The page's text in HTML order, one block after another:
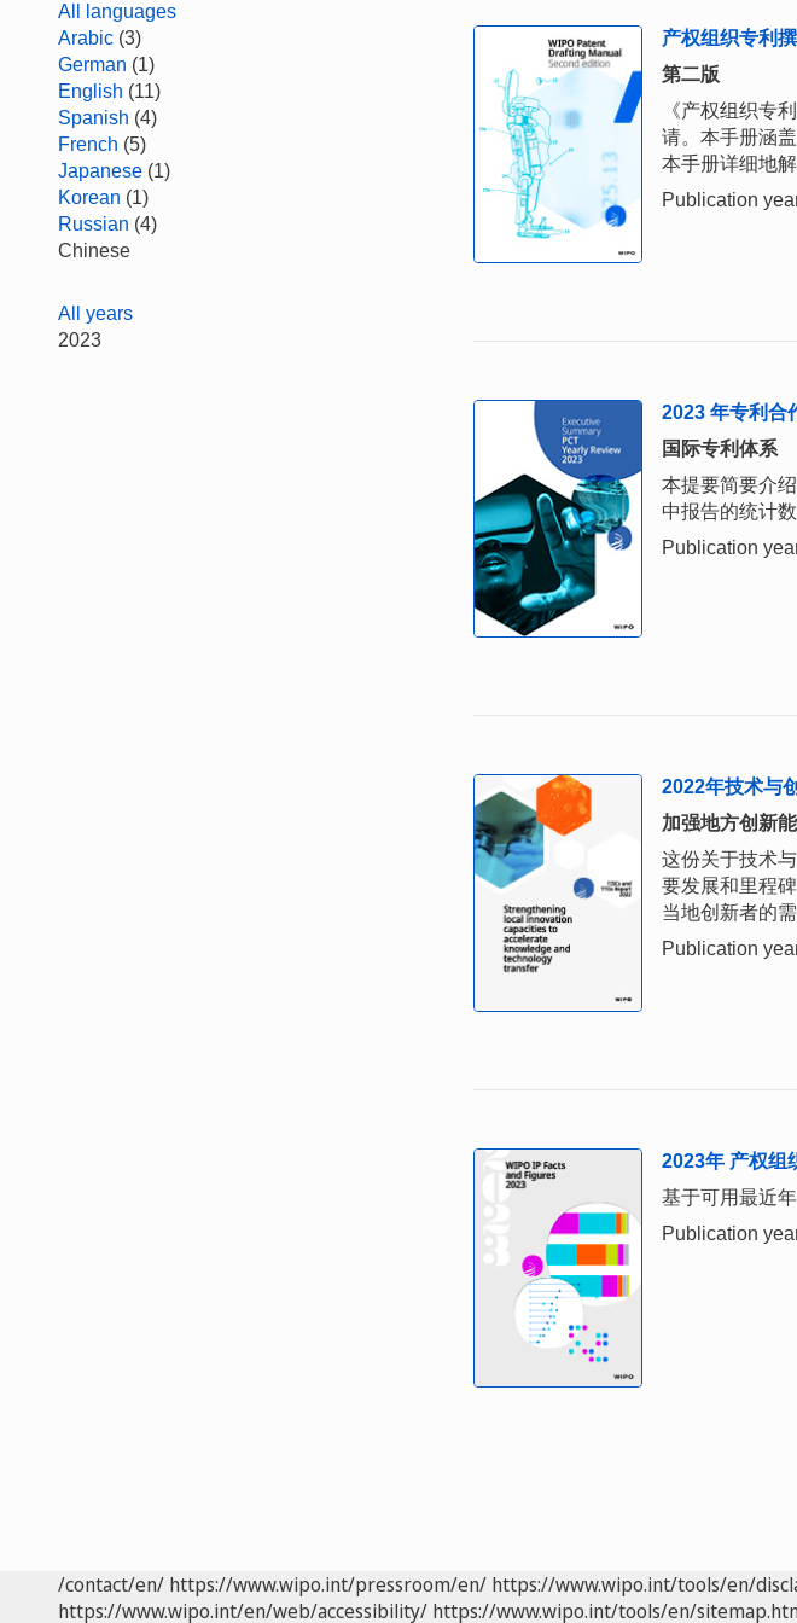
All languages
Arabic (3)
German (1)
English (11)
Spanish (4)
French (5)
Japanese (1)
Korean (1)
Russian (4)
Chinese
All years
2023
产权组织专利
第二版
《产权组织专
请。本手册涵
本手册详细地
Publication
2023 年专利合
国际专利体系
本提要简要介
中报告的统计
Publication
2022年技术与
加强地方创新
这份关于技术
要发展和里程
当地创新者的
Publication
2023年 产权组
基于可用最近
Publication
/contact/en/ https://www.wipo.int/pressroom/en/ https://www.wipo.int/tools/en/
https://www.wipo.int/en/web/accessibility/ https://www.wipo.int/tools/en/